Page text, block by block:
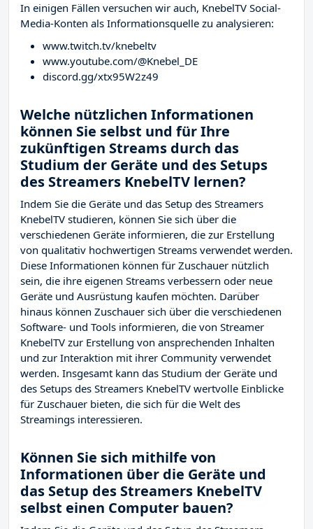
In einigen Fällen versuchen wir auch, KnebelTV Social-
Media-Konten als Informationsquelle zu analysieren:
www.twitch.tv/knebeltv
www.youtube.com/@Knebel_DE
discord.gg/xtx95W2z49
Welche nützlichen Informationen
können Sie selbst und für Ihre
zukünftigen Streams durch das
Studium der Geräte und des Setups
des Streamers KnebelTV lernen?
Indem Sie die Geräte und das Setup des Streamers
KnebelTV studieren, können Sie sich über die
verschiedenen Geräte informieren, die zur Erstellung
von qualitativ hochwertigen Streams verwendet werden.
Diese Informationen können für Zuschauer nützlich
sein, die ihre eigenen Streams verbessern oder neue
Geräte und Ausrüstung kaufen möchten. Darüber
hinaus können Zuschauer sich über die verschiedenen
Software- und Tools informieren, die von Streamer
KnebelTV zur Erstellung von ansprechenden Inhalten
und zur Interaktion mit ihrer Community verwendet
werden. Insgesamt kann das Studium der Geräte und
des Setups des Streamers KnebelTV wertvolle Einblicke
für Zuschauer bieten, die sich für die Welt des
Streamings interessieren.
Können Sie sich mithilfe von
Informationen über die Geräte und
das Setup des Streamers KnebelTV
selbst einen Computer bauen?